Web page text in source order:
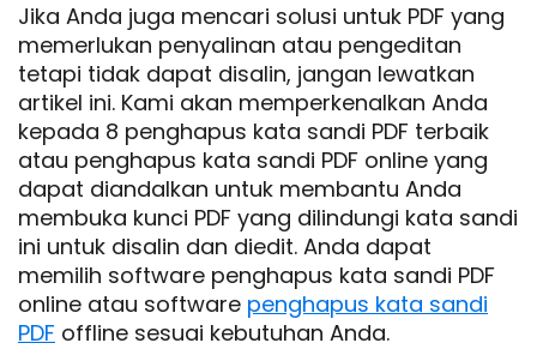
Jika Anda juga mencari solusi untuk PDF yang
memerlukan penyalinan atau pengeditan
tetapi tidak dapat disalin, jangan lewatkan
artikel ini. Kami akan memperkenalkan Anda
kepada 8 penghapus kata sandi PDF terbaik
atau penghapus kata sandi PDF online yang
dapat diandalkan untuk membantu Anda
membuka kunci PDF yang dilindungi kata sandi
ini untuk disalin dan diedit. Anda dapat
memilih software penghapus kata sandi PDF
online atau software penghapus kata sandi
PDF offline sesuai kebutuhan Anda.